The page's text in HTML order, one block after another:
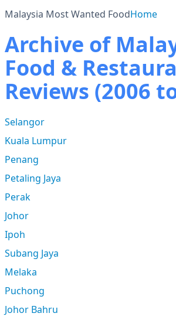
Malaysia Most Wanted FoodHome
Archive of
Food &
Reviews (2006
Selangor
Kuala Lumpur
Penang
Petaling Jaya
Perak
Johor
Ipoh
Subang Jaya
Melaka
Puchong
Johor Bahru